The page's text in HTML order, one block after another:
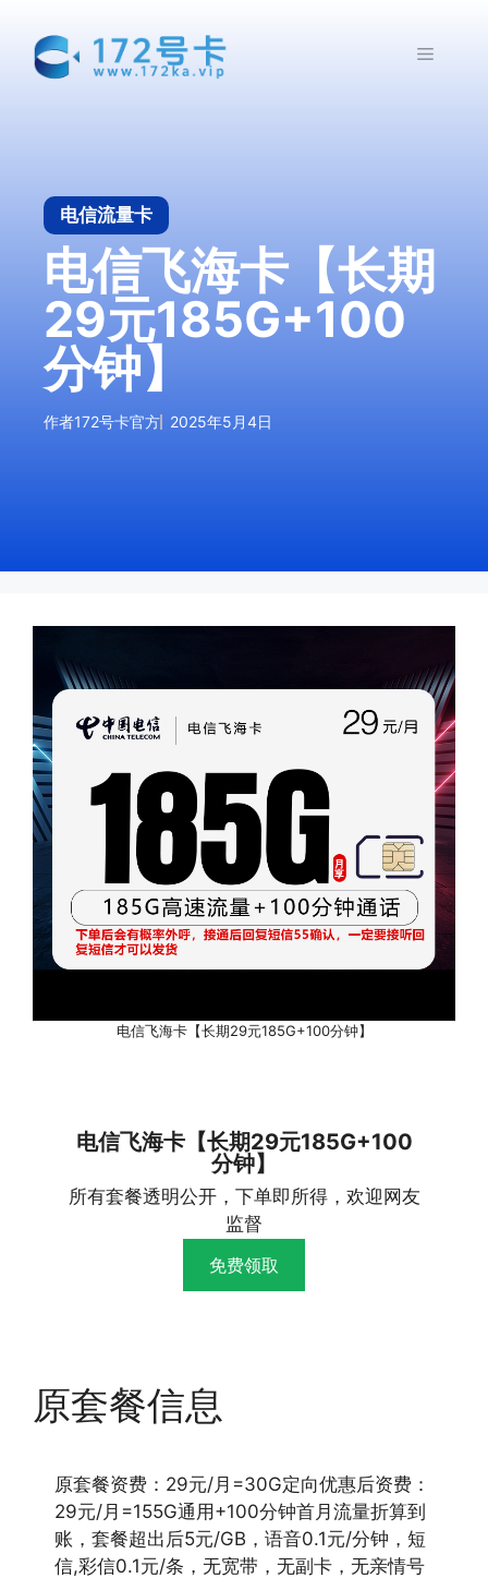
菜
电信流量卡
电信飞海卡【长期
29元185G+100
分钟】
作者172号卡官方 2025年5月4日
电信飞海卡【长期29元185G+100分钟】
电信飞海卡【长期29元185G+100
分钟】
所有套餐透明公开，下单即所得，欢迎网友
监督
免费领取
原套餐信息
原套餐资费：29元/月=30G定向优惠后资费：
29元/月=155G通用+100分钟首月流量折算到
账，套餐超出后5元/GB，语音0.1元/分钟，短
信,彩信0.1元/条，无宽带，无副卡，无亲情号